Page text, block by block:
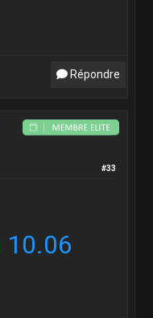
Répondre
#33
10.06